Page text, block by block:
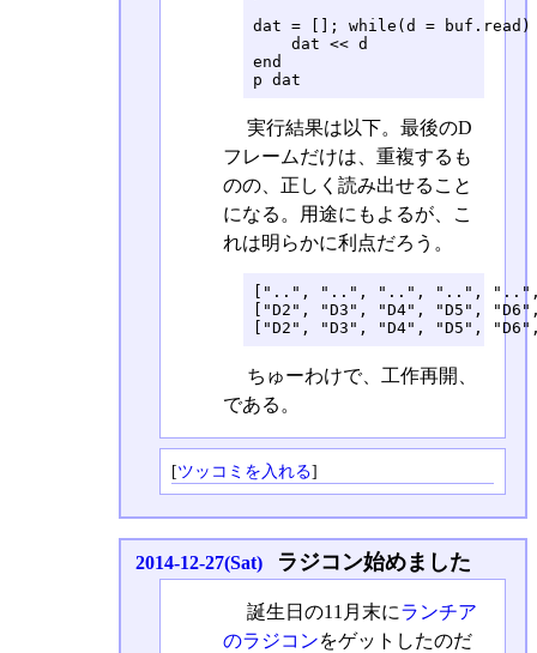
dat = []; while(d = buf.read)
    dat << d
end
p dat
実行結果は以下。最後のD
フレームだけは、重複するも
のの、正しく読み出せること
になる。用途にもよるが、こ
れは明らかに利点だろう。
["..", "..", "..", "..",
["D2", "D3", "D4", "D5",
["D2", "D3", "D4", "D5",
ちゅーわけで、工作再開、
である。
[ツッコミを入れる]
2014-12-27(Sat) ラジコン始めました
誕生日の11月末にランチア
のラジコンをゲットしたのだ